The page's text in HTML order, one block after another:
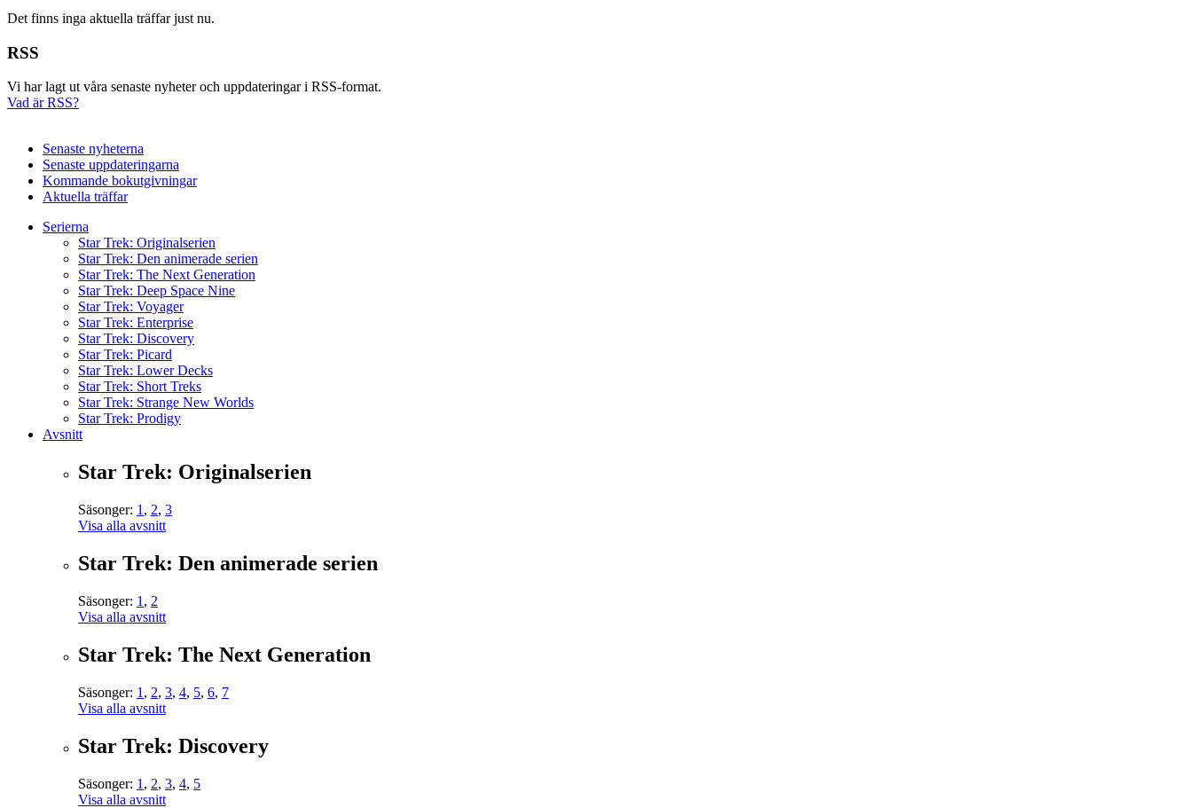
Det finns inga aktuella träffar just nu.
RSS
Vi har lagt ut våra senaste nyheter och uppdateringar i RSS-format.
Vad är RSS?
Senaste nyheterna
Senaste uppdateringarna
Kommande bokutgivningar
Aktuella träffar
Serierna
Star Trek: Originalserien
Star Trek: Den animerade serien
Star Trek: The Next Generation
Star Trek: Deep Space Nine
Star Trek: Voyager
Star Trek: Enterprise
Star Trek: Discovery
Star Trek: Picard
Star Trek: Lower Decks
Star Trek: Short Treks
Star Trek: Strange New Worlds
Star Trek: Prodigy
Avsnitt
Star Trek: Originalserien
Säsonger: 1 , 2, 3
Visa alla avsnitt
Star Trek: Den animerade serien
Säsonger: 1 , 2
Visa alla avsnitt
Star Trek: The Next Generation
Säsonger: 1 , 2, 3, 4, 5, 6, 7
Visa alla avsnitt
Star Trek: Discovery
Säsonger: 1 , 2, 3, 4, 5
Visa alla avsnitt